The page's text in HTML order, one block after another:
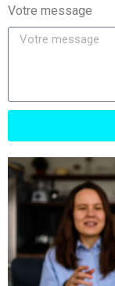
Votre message